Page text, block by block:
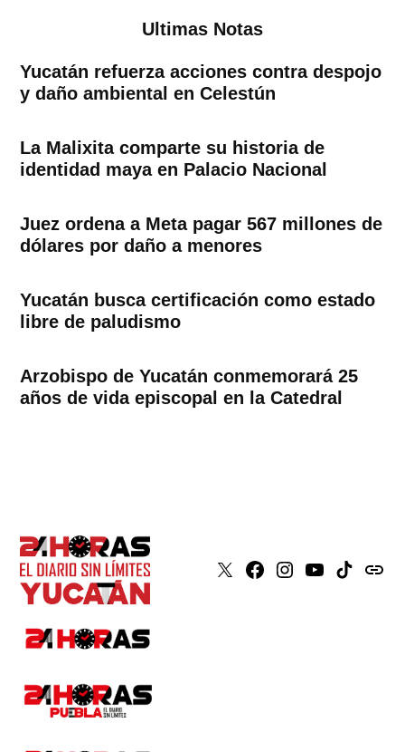
Ultimas Notas
Yucatán refuerza acciones contra despojo
y daño ambiental en Celestún
La Malixita comparte su historia de
identidad maya en Palacio Nacional
Juez ordena a Meta pagar 567 millones de
dólares por daño a menores
Yucatán busca certificación como estado
libre de paludismo
Arzobispo de Yucatán conmemorará 25
años de vida episcopal en la Catedral
X Faceboook
Instagram
YoutubeTiktokissuu